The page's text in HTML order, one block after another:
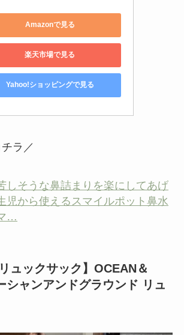
Amazonで見る
楽天市場で見る
Yahoo!ショッピングで見る
ラ／
しそうな鼻詰まりを楽にしてあげ
児から使えるスマイルポット鼻水
…
ュックサック】OCEAN＆
シャンアンドグラウンド リュ